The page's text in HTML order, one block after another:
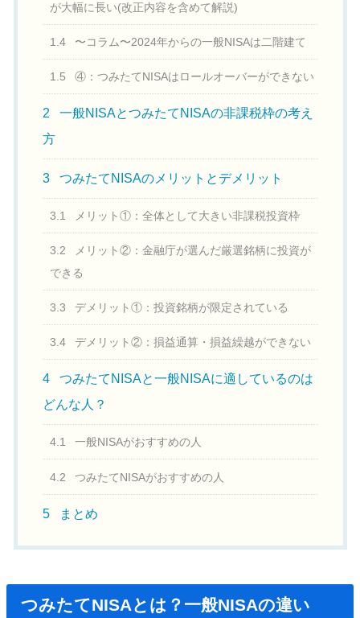
が大幅に長い(改正内容を含めて解説)
1.4 〜コラム〜2024年からの一般NISAは二階建て
1.5 ④：つみたてNISAはロールオーバーができない
2
一般NISAとつみたてNISAの非課税枠の考え
方
3 つみたてNISAのメリットとデメリット
3.1 メリット①：全体として大きい非課税投資枠
3.2
メリット②：金融庁が選んだ厳選銘柄に投資が
できる
3.3 デメリット①：投資銘柄が限定されている
3.4 デメリット②：損益通算・損益繰越ができない
4
つみたてNISAと一般NISAに適しているのは
どんな人？
4.1 一般NISAがおすすめの人
4.2 つみたてNISAがおすすめの人
5 まとめ
つみたてNISAとは？一般NISAの違い